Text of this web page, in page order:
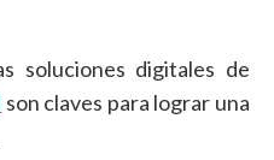
soluciones digitales de
son claves para lograr una